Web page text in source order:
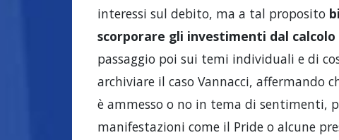
interessi sul debito, ma a tal proposito
scorporare gli investimenti dal
passaggio poi sui temi individuali e di
archiviare il caso Vannacci, affermando
è ammesso o no in tema di sentimenti,
manifestazioni come il Pride o alcune